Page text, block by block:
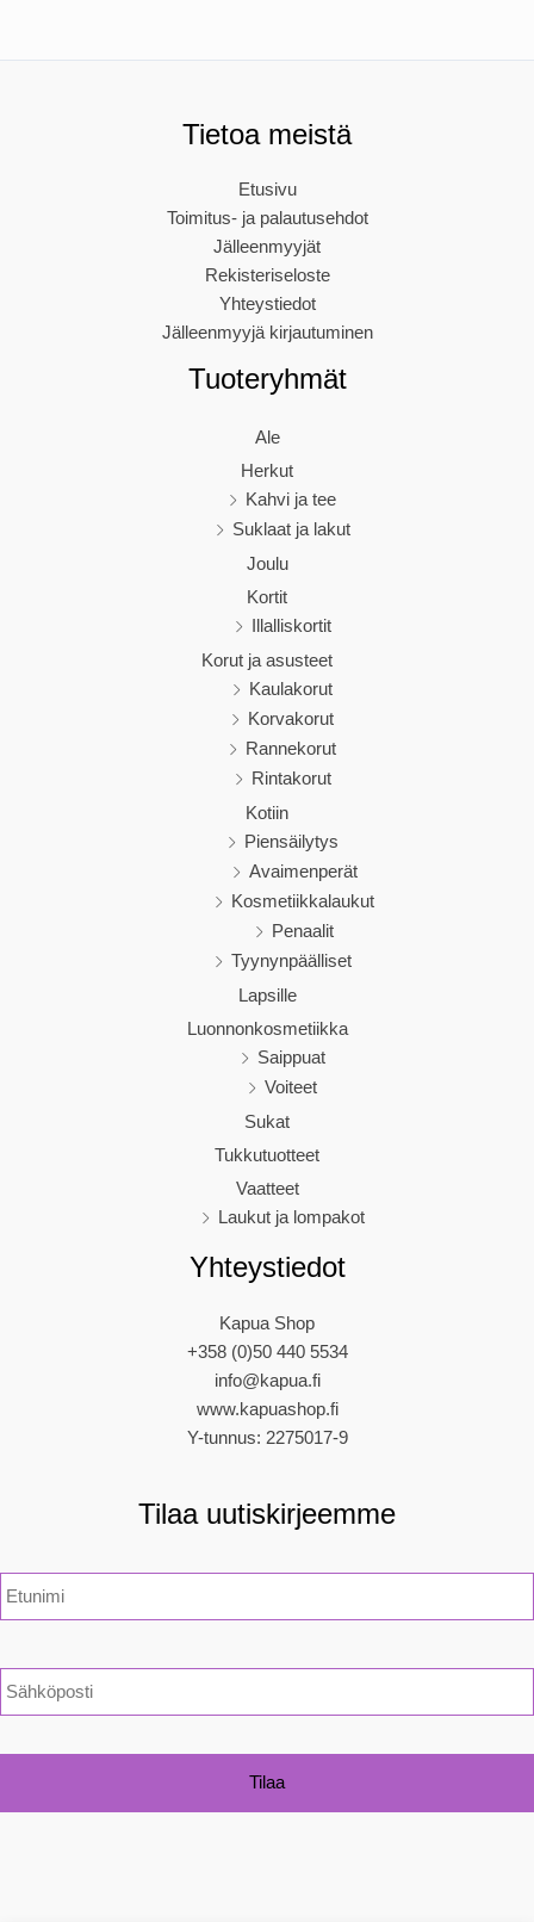
Tietoa meistä
Etusivu
Toimitus- ja palautusehdot
Jälleenmyyjät
Rekisteriseloste
Yhteystiedot
Jälleenmyyjä kirjautuminen
Tuoteryhmät
Ale
Herkut
Kahvi ja tee
Suklaat ja lakut
Joulu
Kortit
Illalliskortit
Korut ja asusteet
Kaulakorut
Korvakorut
Rannekorut
Rintakorut
Kotiin
Piensäilytys
Avaimenperät
Kosmetiikkalaukut
Penaalit
Tyynynpäälliset
Lapsille
Luonnonkosmetiikka
Saippuat
Voiteet
Sukat
Tukkutuotteet
Vaatteet
Laukut ja lompakot
Yhteystiedot
Kapua Shop
+358 (0)50 440 5534
info@kapua.fi
www.kapuashop.fi
Y-tunnus: 2275017-9
Tilaa uutiskirjeemme
S
ä
ö
s